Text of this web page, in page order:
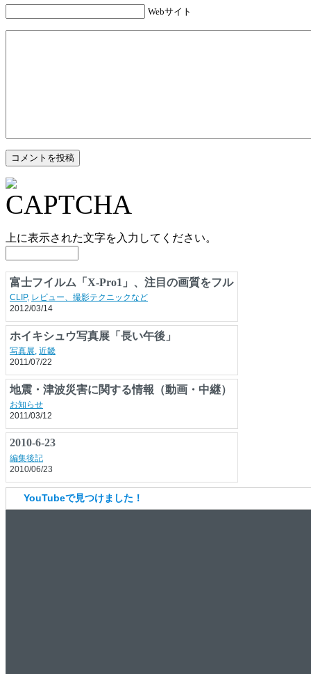
Webサイト
上に表示された文字を入力してください。
富士フイルム「X-Pro1」、注目の画質をフル
サイズ一眼と比較
CLIP,レビュー、撮影テクニックなど
2012/03/14
ホイキシュウ写真展「長い午後」
写真展 , 近畿
2011/07/22
地震・津波災害に関する情報（動画・中継）
お知らせ
2011/03/12
YouTubeで見つけました！